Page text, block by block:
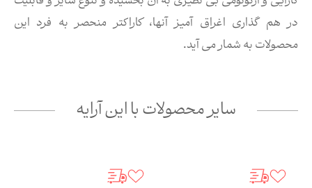
در هم گذاری اغراق آمیز آنها، کاراکتر منحصر به فرد این
محصولات به شمار می آید.
سایر محصولات با این آرایه